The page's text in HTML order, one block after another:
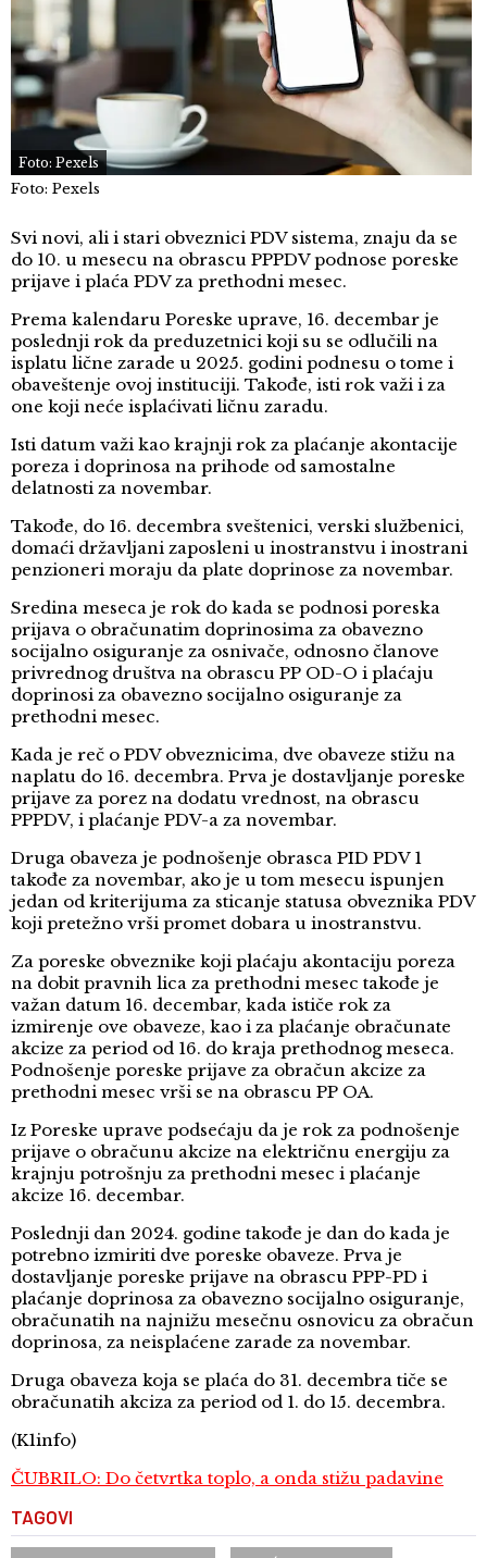
Foto: Pexels
Foto: Pexels
Svi novi, ali i stari obveznici PDV sistema, znaju da se
do 10. u mesecu na obrascu PPPDV podnose poreske
prijave i plaća PDV za prethodni mesec.
Prema kalendaru Poreske uprave, 16. decembar je
poslednji rok da preduzetnici koji su se odlučili na
isplatu lične zarade u 2025. godini podnesu o tome i
obaveštenje ovoj instituciji. Takođe, isti rok važi i za
one koji neće isplaćivati ličnu zaradu.
Isti datum važi kao krajnji rok za plaćanje akontacije
poreza i doprinosa na prihode od samostalne
delatnosti za novembar.
Takođe, do 16. decembra sveštenici, verski službenici,
domaći državljani zaposleni u inostranstvu i inostrani
penzioneri moraju da plate doprinose za novembar.
Sredina meseca je rok do kada se podnosi poreska
prijava o obračunatim doprinosima za obavezno
socijalno osiguranje za osnivače, odnosno članove
privrednog društva na obrascu PP OD-O i plaćaju
doprinosi za obavezno socijalno osiguranje za
prethodni mesec.
Kada je reč o PDV obveznicima, dve obaveze stižu na
naplatu do 16. decembra. Prva je dostavljanje poreske
prijave za porez na dodatu vrednost, na obrascu
PPPDV, i plaćanje PDV-a za novembar.
Druga obaveza je podnošenje obrasca PID PDV 1
takođe za novembar, ako je u tom mesecu ispunjen
jedan od kriterijuma za sticanje statusa obveznika PDV
koji pretežno vrši promet dobara u inostranstvu.
Za poreske obveznike koji plaćaju akontaciju poreza
na dobit pravnih lica za prethodni mesec takođe je
važan datum 16. decembar, kada ističe rok za
izmirenje ove obaveze, kao i za plaćanje obračunate
akcize za period od 16. do kraja prethodnog meseca.
Podnošenje poreske prijave za obračun akcize za
prethodni mesec vrši se na obrascu PP OA.
Iz Poreske uprave podsećaju da je rok za podnošenje
prijave o obračunu akcize na električnu energiju za
krajnju potrošnju za prethodni mesec i plaćanje
akcize 16. decembar.
Poslednji dan 2024. godine takođe je dan do kada je
potrebno izmiriti dve poreske obaveze. Prva je
dostavljanje poreske prijave na obrascu PPP-PD i
plaćanje doprinosa za obavezno socijalno osiguranje,
obračunatih na najnižu mesečnu osnovicu za obračun
doprinosa, za neisplaćene zarade za novembar.
Druga obaveza koja se plaća do 31. decembra tiče se
obračunatih akciza za period od 1. do 15. decembra.
(K1info)
ČUBRILO: Do četvrtka toplo, a onda stižu padavine
TAGOVI